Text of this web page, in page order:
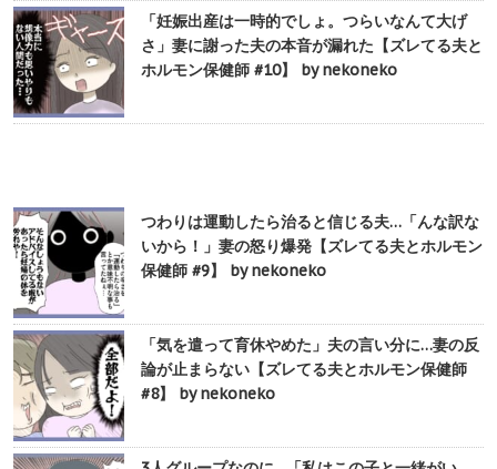
「妊娠出産は一時的でしょ。つらいなんて大げ
さ」妻に謝った夫の本音が漏れた【ズレてる夫と
ホルモン保健師 #10】 by nekoneko
つわりは運動したら治ると信じる夫…「んな訳な
いから！」妻の怒り爆発【ズレてる夫とホルモン
保健師 #9】 by nekoneko
「気を遣って育休やめた」夫の言い分に…妻の反
論が止まらない【ズレてる夫とホルモン保健師
#8】 by nekoneko